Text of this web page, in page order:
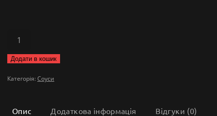
Соус
кількість
Додати в кошик
Категорія: Соуси
Опис Додаткова інформація Відгуки (0)